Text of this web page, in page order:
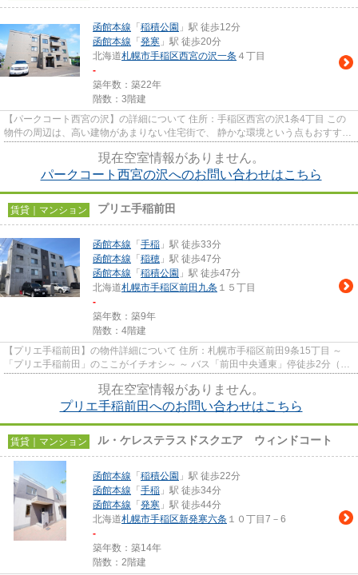
函館本線 「 稲積公園 」駅 徒歩12分
函館本線 「 発寒 」駅 徒歩20分
北海道札幌市手稲区西宮の沢一条 ４丁目
-
築年数：築22年
階数：3階建
【パークコート西宮の沢】の詳細について 住所：手稲区西宮の沢1条4丁目 この
物件の周辺は、高い建物があまりない住宅街で、 静かな環境という点もおすすめ
現在空室情報がありません。
パークコート西宮の沢へのお問い合わせはこちら
賃貸｜マンション プリエ手稲前田
函館本線 「 手稲 」駅 徒歩33分
函館本線 「 稲穂 」駅 徒歩47分
函館本線 「 稲積公園 」駅 徒歩47分
北海道札幌市手稲区前田九条 １５丁目
-
築年数：築9年
階数：4階建
【プリエ手稲前田】の物件詳細について 住所：札幌市手稲区前田9条15丁目 ～
「プリエ手稲前田」のここがイチオシ～ ～ バス「前田中央通東」停徒歩2分（約
現在空室情報がありません。
プリエ手稲前田へのお問い合わせはこちら
賃貸｜マンション ル・ケレステラスドスクエア ウィンドコート
函館本線 「 稲積公園 」駅 徒歩22分
函館本線 「 手稲 」駅 徒歩34分
函館本線 「 発寒 」駅 徒歩44分
北海道札幌市手稲区新発寒六条 １０丁目7－6
-
築年数：築14年
階数：2階建